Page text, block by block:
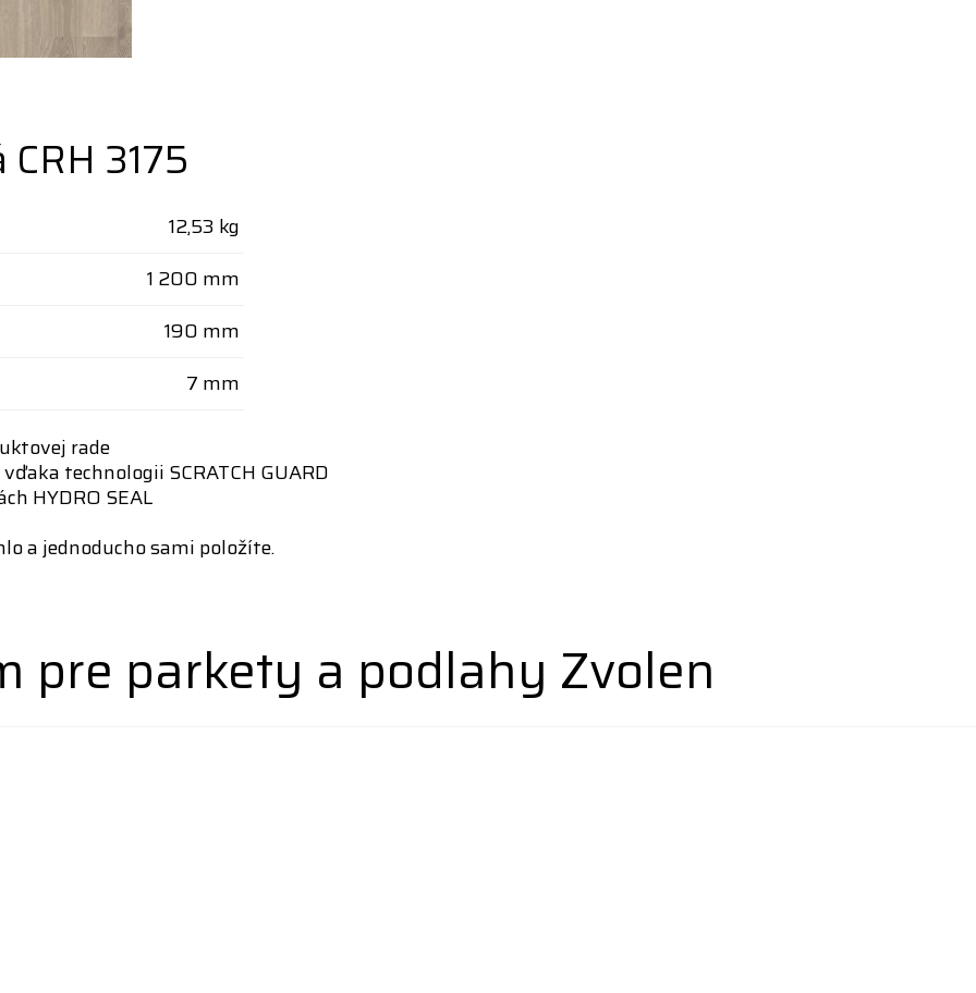
3175
12,53 kg
1 200 mm
190 mm
7 mm
rade
technologii SCRATCH GUARD
HYDRO SEAL
a jednoducho sami položíte.
pre parkety a podlahy Zvolen